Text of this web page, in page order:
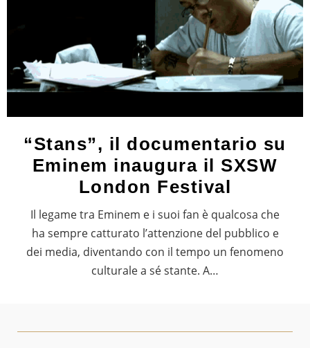
“Stans”, il documentario su
Eminem inaugura il SXSW
London Festival
Il legame tra Eminem e i suoi fan è qualcosa che
ha sempre catturato l’attenzione del pubblico e
dei media, diventando con il tempo un fenomeno
culturale a sé stante. A…